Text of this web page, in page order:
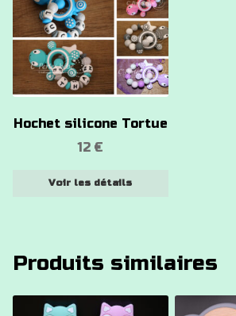
Hochet silicone Tortue
12€
Voir les détails
produit
a
plusieurs
variations.
Les
peuvent
produit
Produits similaires